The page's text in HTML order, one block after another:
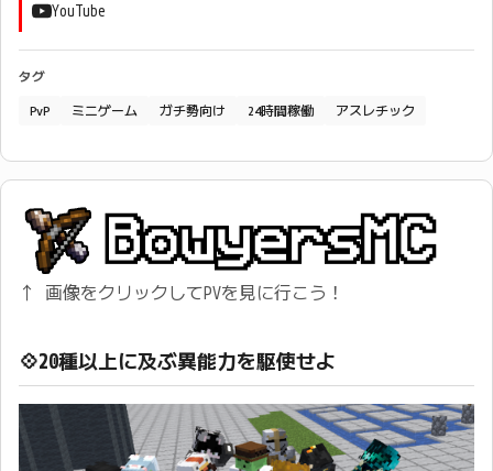
YouTube
タグ
PvP ミニゲーム ガチ勢向け 24時間稼働 アスレチック
↑ 画像をクリックしてPVを見に行こう！ ㅤ
💠20種以上に及ぶ異能力を駆使せよ